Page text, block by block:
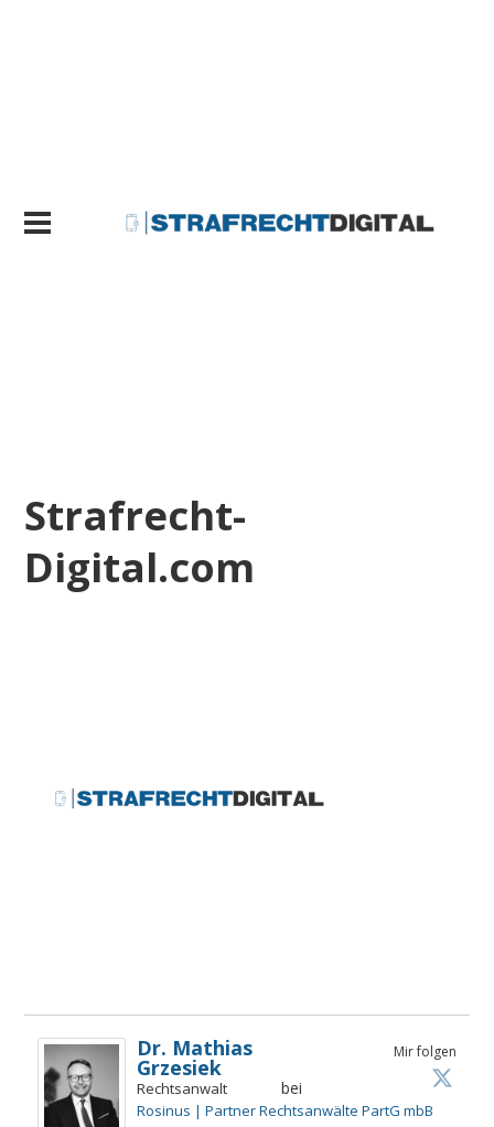
Strafrecht-
Digital.com
Mir folgen
Dr. Mathias
Grzesiek
Rechtsanwalt bei
Rosinus | Partner Rechtsanwälte PartG mbB